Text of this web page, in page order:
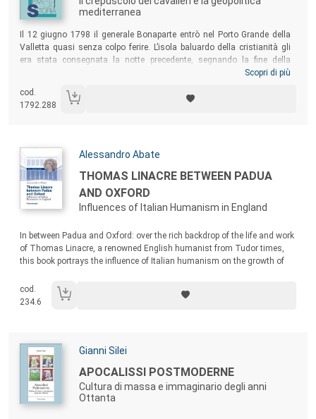
mediterranea
Sommario:
Il 12 giugno 1798 il generale Bonaparte entrò nel Porto Grande della
Valletta quasi senza colpo ferire. L’isola baluardo della cristianità gli
era stata consegnata la notte precedente, segnando la fine della
sovranità sull’arcipelago maltese dei cavalieri dell’Ordine di San
internazionale e lo studio di una documentazione in parte inedita, il
volume analizza le molteplici cause che hanno portato alla consegna
storia giovannita al suo crepuscolo.
Scopri di più
cod.
1792.288
Autori:
Alessandro Abate
Titolo:
THOMAS LINACRE BETWEEN PADUA
AND OXFORD
Influences of Italian Humanism in England
In between Padua and Oxford: over the rich backdrop of the life and work
of Thomas Linacre, a renowned English humanist from Tudor times,
this book portrays the influence of Italian humanism on the growth of
cod.
234.6
Autori:
Gianni Silei
Titolo:
APOCALISSI POSTMODERNE
Cultura di massa e immaginario degli anni
Ottanta